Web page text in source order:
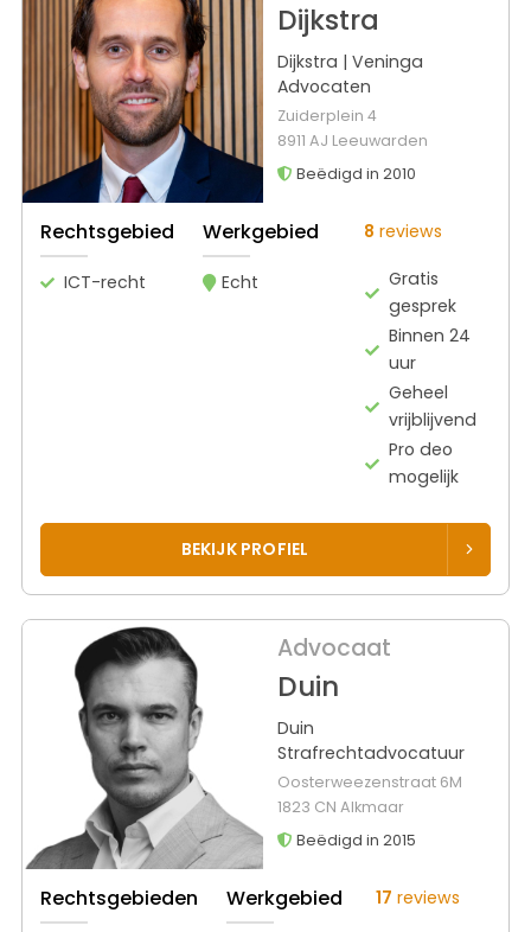
Dijkstra
Dijkstra | Veninga
Advocaten
Zuiderplein 4
8911 AJ Leeuwarden
Beëdigd in 2010
Rechtsgebied
ICT-recht
Werkgebied
Echt
8 reviews
Gratis
gesprek
Binnen 24
uur
Geheel
vrijblijvend
Pro deo
mogelijk
BEKIJK PROFIEL
Advocaat
Duin
Duin
Strafrechtadvocatuur
Oosterweezenstraat 6M
1823 CN Alkmaar
Beëdigd in 2015
Rechtsgebieden Werkgebied 17 reviews